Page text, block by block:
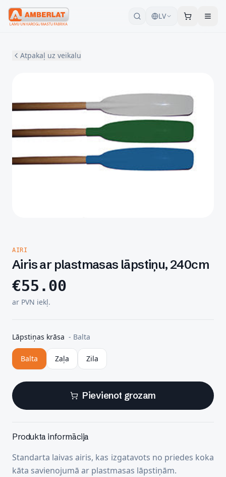
LV
Atpakaļ uz veikalu
AIRI
Airis ar plastmasas lāpstiņu, 240cm
€55.00
ar PVN iekļ.
Lāpstiņas krāsa - Balta
Balta Zaļa Zila
Pievienot grozam
Produkta informācija
Standarta laivas airis, kas izgatavots no priedes koka
kāta savienojumā ar plastmasas lāpstiņām.